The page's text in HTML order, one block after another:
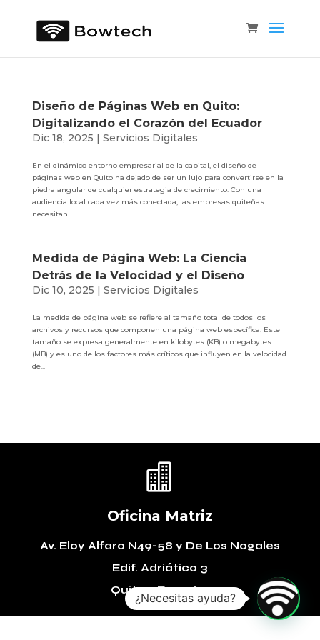
Diseño de Páginas Web en Quito:
Digitalizando el Corazón del Ecuador
Dic 18, 2025 | Servicios Digitales
En el dinámico entorno empresarial de la capital, el diseño de
páginas web en Quito ha dejado de ser un lujo para convertirse en la
piedra angular de cualquier estrategia de crecimiento. Con una
audiencia local cada vez más conectada, las empresas quiteñas
necesitan...
Medida de Página Web: La Ciencia
Detrás de la Velocidad y el Diseño
Dic 10, 2025 | Servicios Digitales
La medida de página web se refiere al tamaño total de todos los
archivos y recursos que componen una página web específica. Este
tamaño se expresa generalmente en kilobytes (KB) o megabytes
(MB) y es uno de los factores más críticos que influyen en la velocidad
de...

Oficina Matriz
Av. Eloy Alfaro N49-58 y De Los Nogales
Edif. Adriático 3
Quito – Ecuador
¿Necesitas ayuda?